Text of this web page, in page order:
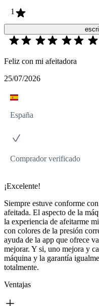
1
Feliz con mi afeitadora
25/07/2026
España
Comprador verificado
¡Excelente!
Siempre estuve conforme
afeitada. El aspecto de la
la experiencia de afeitarme
con colores de la presión
ayuda de la app que ofrece
mejorar. Y si, uno mejora y
máquina y la garantía
totalmente.
Ventajas